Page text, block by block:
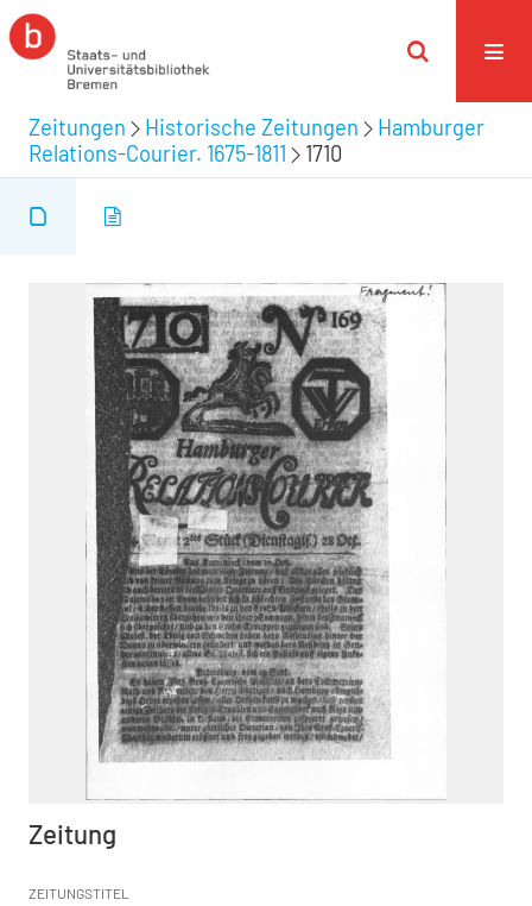
Zeitungen Historische Zeitungen
Hamburger
Relations-Courier. 1675-1811
1710
Zeitung
ZEITUNGSTITEL